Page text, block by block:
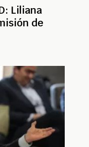
Liliana
de